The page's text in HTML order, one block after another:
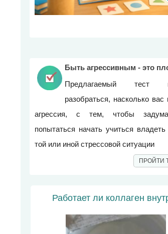
Быть агрессивным - это
Предлагаемый тест
разобраться, насколько
агрессия, с тем, чтобы
попытаться начать учиться
той или иной стрессовой ситуации
ПРОЙТИ
Работает ли коллаген